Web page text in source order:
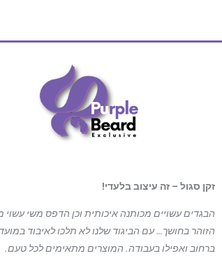
זקן סגול – זה עיצוב בלעדי!
הבגדים עשויים מכותנה איכותית וכן הדפס משי עשוי
הזוהר בחושך… עם הביגודשלנו לא תלכו לאיבוד
ברחוב ואפילו בעבודה. המוצרים מתאימים לכל טעם.